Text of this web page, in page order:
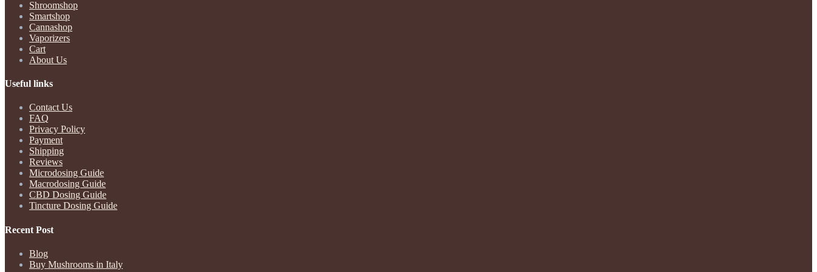
Shroomshop
Smartshop
Cannashop
Vaporizers
Cart
About Us
Useful links
Contact Us
FAQ
Privacy Policy
Payment
Shipping
Reviews
Microdosing Guide
Macrodosing Guide
CBD Dosing Guide
Tincture Dosing Guide
Recent Post
Blog
Buy Mushrooms in Italy